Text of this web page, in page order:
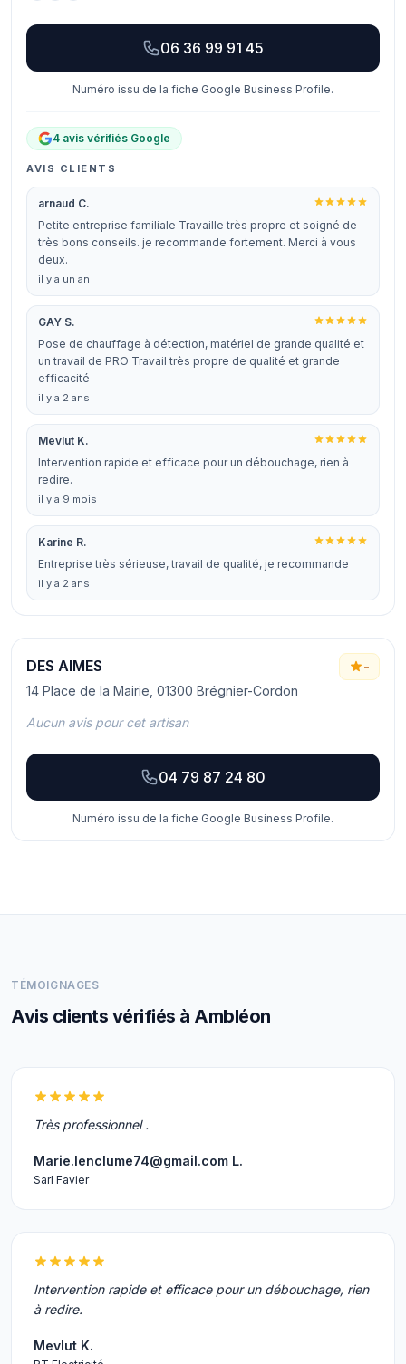
06 36 99 91 45
Numéro issu de la fiche Google Business Profile.
4 avis vérifiés Google
AVIS CLIENTS
arnaud C.
Petite entreprise familiale Travaille très propre et soigné de
très bons conseils. je recommande fortement. Merci à vous
deux.
il y a un an
GAY S.
Pose de chauffage à détection, matériel de grande qualité et
un travail de PRO Travail très propre de qualité et grande
efficacité
il y a 2 ans
Mevlut K.
Intervention rapide et efficace pour un débouchage, rien à
redire.
il y a 9 mois
Karine R.
Entreprise très sérieuse, travail de qualité, je recommande
il y a 2 ans
DES AIMES
14 Place de la Mairie, 01300 Brégnier-Cordon
-
Aucun avis pour cet artisan
04 79 87 24 80
Numéro issu de la fiche Google Business Profile.
TÉMOIGNAGES
Avis clients vérifiés à Ambléon
Très professionnel .
Marie.lenclume74@gmail.com L.
Sarl Favier
Intervention rapide et efficace pour un débouchage, rien
à redire.
Mevlut K.